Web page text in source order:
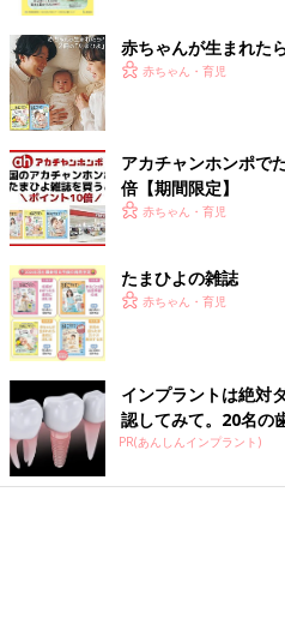
出典：Instagramアカウント「yui_tetemin
yuiさんはダイソーでくまさん＆シ
キ型と、くまさんの紙袋を購入。
編みの模様がぷっくりしているそ
してお子さんもバレンタインをま
すよ！
牛乳パック型がユニークな
赤ちゃんが生まれた
赤ちゃん・育児
アカチャンホンポで
倍【期間限定】
赤ちゃん・育児
たまひよの雑誌
赤ちゃん・育児
インプラントは絶対
認してみて。20名の
PR(あんしんインプラント)